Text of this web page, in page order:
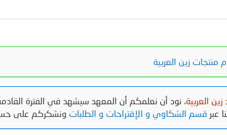
منتجات زين العربية
العربية، نود أن نعلمكم أن المعهد سيشهد في الفترة
عبر قسم الشكاوي و الإقتراحات و الطلبات ونشكركم على حسن